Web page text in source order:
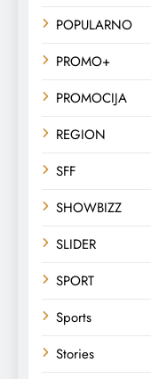
POPULARNO
PROMO+
PROMOCIJA
REGION
SFF
SHOWBIZZ
SLIDER
SPORT
Sports
Stories